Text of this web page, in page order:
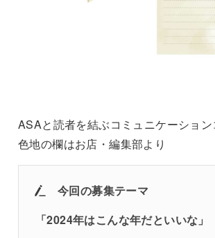
ASAと読者を結ぶコミュニケーション
色地の欄はお店・編集部より
今回の募集テーマ
「2024年はこんな年だといいな 」